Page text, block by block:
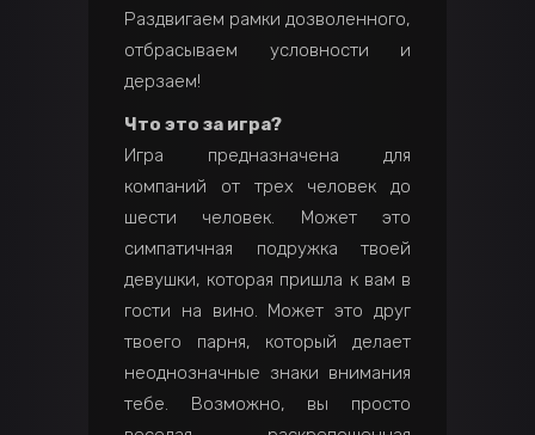
Раздвигаем рамки дозволенного,
отбрасываем условности и
дерзаем!
Что это за игра?
Игра предназначена для
компаний от трех человек до
шести человек. Может это
симпатичная подружка твоей
девушки, которая пришла к вам в
гости на вино. Может это друг
твоего парня, который делает
неоднозначные знаки внимания
тебе. Возможно, вы просто